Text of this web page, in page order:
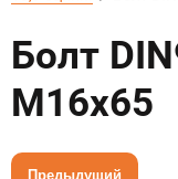
Болт
М16х65
Предыдущий